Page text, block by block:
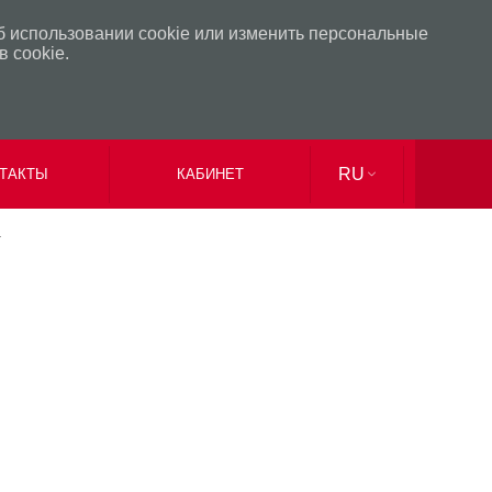
cookie или изменить персональные
cookie.
КАБИНЕТ
RU